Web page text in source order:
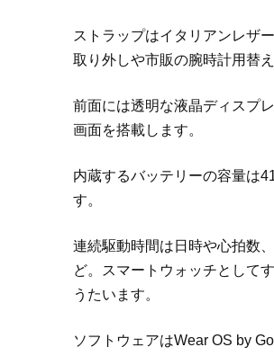
ストラップはイタリアンレザ
取り外しや市販の腕時計用替
前面には透明な液晶ディスプ
画面を搭載します。
内蔵するバッテリーの容量は
す。
連続駆動時間は日時や心拍数
ど。スマートウォッチとして
うたいます。
ソフトウェアはWear OS by